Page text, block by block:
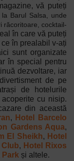
vă puteți
Barul Salsa, unde
răcoritoare, cocktail-
în care vă puteți
în prealabil v-ați
sunt organizate
în special pentru
dezvoltare, iar
de pe
de hotelurile
cu nisip.
din această
, Hotel Barcelo
Gardens Aqua,
El Sheikh, Hotel
Club, Hotel Rixos
Park și altele.